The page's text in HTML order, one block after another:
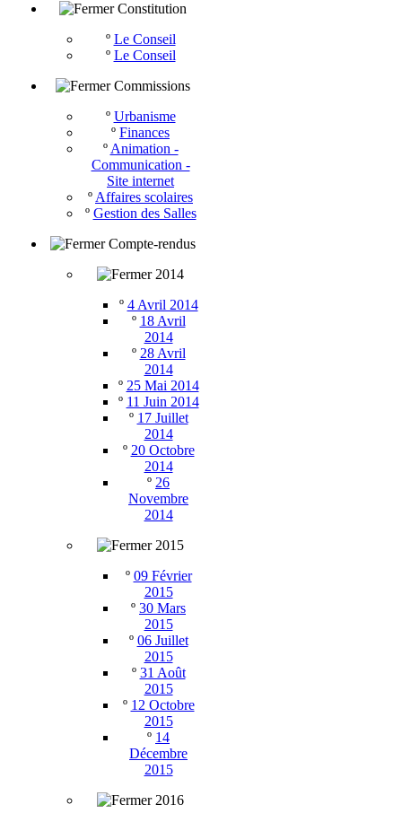
Constitution
º Le Conseil
º Le Conseil
Commissions
º Urbanisme
º Finances
º Animation -
Communication -
Site internet
º Affaires scolaires
º Gestion des Salles
Compte-rendus
2014
º 4 Avril 2014
º 18 Avril
2014
º 28 Avril
2014
º 25 Mai 2014
º 11 Juin 2014
º 17 Juillet
2014
º 20 Octobre
2014
º 26
Novembre
2014
2015
º 09 Février
2015
º 30 Mars
2015
º 06 Juillet
2015
º 31 Août
2015
º 12 Octobre
2015
º 14
Décembre
2015
2016